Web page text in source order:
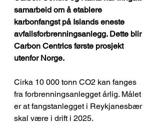
samarbeid om å etablere
karbonfangst på Islands eneste
avfallsforbrenningsanlegg. Dette blir
Carbon Centrics første prosjekt
utenfor Norge.
Cirka 10 000 tonn CO2 kan fanges
fra forbrenningsanlegget årlig. Målet
er at fangstanlegget i Reykjanesbær
skal være i drift i 2025.